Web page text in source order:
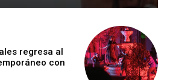
regresa al
con